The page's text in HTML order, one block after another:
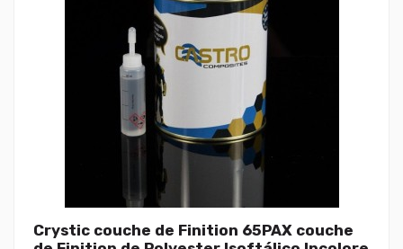
Crystic couche de Finition 65PAX couche